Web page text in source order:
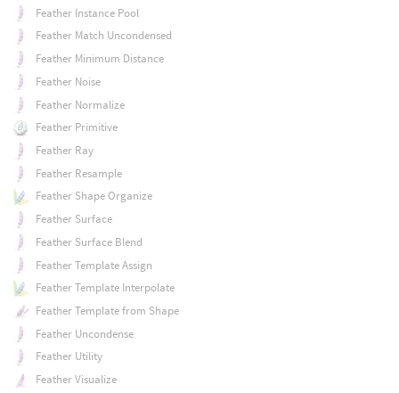
Feather Instance Pool
Feather Match Uncondensed
Feather Minimum Distance
Feather Noise
Feather Normalize
Feather Primitive
Feather Ray
Feather Resample
Feather Shape Organize
Feather Surface
Feather Surface Blend
Feather Template Assign
Feather Template Interpolate
Feather Template from Shape
Feather Uncondense
Feather Utility
Feather Visualize